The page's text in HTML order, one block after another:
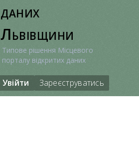
даних
Львівщини
Типове рішення Місцевого
порталу відкритих даних
Увійти Зареєструватись